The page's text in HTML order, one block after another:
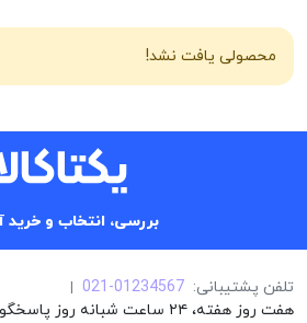
محصولی یافت نشد!
بررسی، انتخاب و خرید
تلفن پشتیبانی: 021-01234567
هفت روز هفته، ۲۴ ساعت شبانه روز پاسخگوی شما هستیم.